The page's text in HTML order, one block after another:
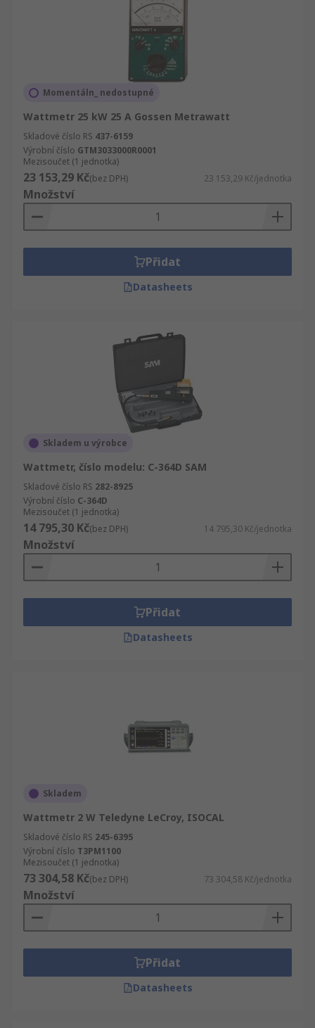
Momentáln_ nedostupné
Wattmetr 25 kW 25 A Gossen Metrawatt
Skladové číslo RS 437-6159
Výrobní číslo GTM3033000R0001
Mezisoučet (1 jednotka)
23 153,29 Kč(bez DPH) 23 153,29 Kč/jednotka
Množství
Přidat
Datasheets
Skladem u výrobce
Wattmetr, číslo modelu: C-364D SAM
Skladové číslo RS 282-8925
Výrobní číslo C-364D
Mezisoučet (1 jednotka)
14 795,30 Kč(bez DPH) 14 795,30 Kč/jednotka
Množství
Přidat
Datasheets
Skladem
Wattmetr 2 W Teledyne LeCroy, ISOCAL
Skladové číslo RS 245-6395
Výrobní číslo T3PM1100
Mezisoučet (1 jednotka)
73 304,58 Kč(bez DPH) 73 304,58 Kč/jednotka
Množství
Přidat
Datasheets